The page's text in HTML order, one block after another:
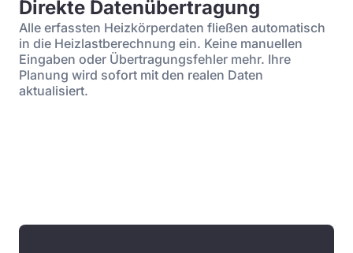
Direkte Datenübertragung
Alle erfassten Heizkörperdaten fließen automatisch
in die Heizlastberechnung ein. Keine manuellen
Eingaben oder Übertragungsfehler mehr. Ihre
Planung wird sofort mit den realen Daten
aktualisiert.